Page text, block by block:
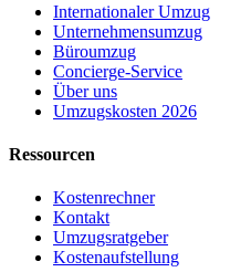
Internationaler Umzug
Unternehmensumzug
Büroumzug
Concierge-Service
Über uns
Umzugskosten 2026
Ressourcen
Kostenrechner
Kontakt
Umzugsratgeber
Kostenaufstellung